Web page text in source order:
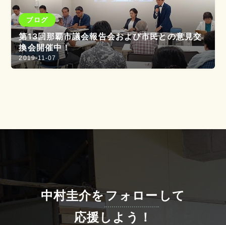
ブログ
第13回那覇市議会報告会および市民との意見交
換会開催中！
2019-11-07
中村圭介をフォローして
応援しよう！